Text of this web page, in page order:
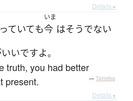
Details ▸
ていても
いま
今 はそうでない
いですよ。
truth, you had better
present.
— Tatoeba
Details ▸